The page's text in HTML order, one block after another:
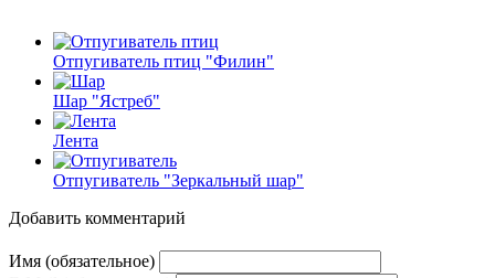
Отпугиватель птиц "Филин"
Шар "Ястреб"
Лента
Отпугиватель "Зеркальный шар"
Добавить комментарий
Имя (обязательное)